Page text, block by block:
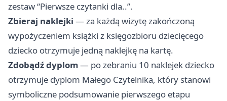
zestaw “Pierwsze czytanki dla..”.
Zbieraj naklejki — za każdą wizytę zakończoną
wypożyczeniem książki z księgozbioru dziecięcego
dziecko otrzymuje jedną naklejkę na kartę.
Zdobądź dyplom— po zebraniu 10 naklejek dziecko
otrzymuje dyplom Małego Czytelnika, który stanowi
symboliczne podsumowanie pierwszego etapu